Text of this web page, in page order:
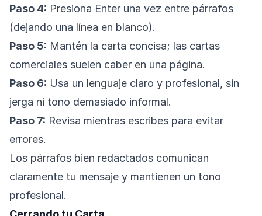
Paso 4: Presiona Enter una vez entre párrafos
(dejando una línea en blanco).
Paso 5: Mantén la carta concisa; las cartas
comerciales suelen caber en una página.
Paso 6: Usa un lenguaje claro y profesional, sin
jerga ni tono demasiado informal.
Paso 7: Revisa mientras escribes para evitar
errores.
Los párrafos bien redactados comunican
claramente tu mensaje y mantienen un tono
profesional.